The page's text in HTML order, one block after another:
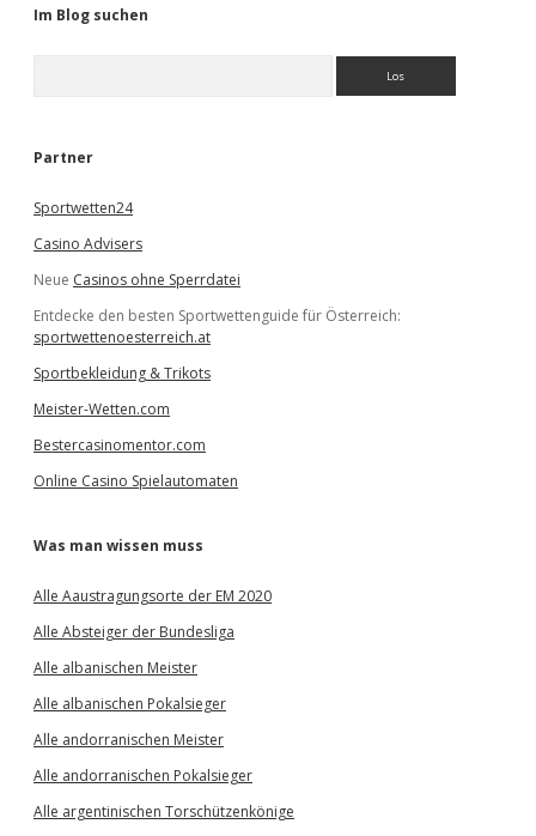
Im Blog suchen
e
Partner
Sportwetten24
Casino Advisers
Neue Casinos ohne Sperrdatei
Entdecke den besten Sportwettenguide für Österreich:
sportwettenoesterreich.at
Sportbekleidung & Trikots
Meister-Wetten.com
Bestercasinomentor.com
Online Casino Spielautomaten
Was man wissen muss
Alle Aaustragungsorte der EM 2020
Alle Absteiger der Bundesliga
Alle albanischen Meister
Alle albanischen Pokalsieger
Alle andorranischen Meister
Alle andorranischen Pokalsieger
Alle argentinischen Torschützenkönige